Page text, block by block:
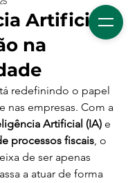
Artificial e
na
redefinindo o papel
nas empresas. Com a
Artificial (IA) e
processos fiscais, o
de ser apenas
a atuar de forma